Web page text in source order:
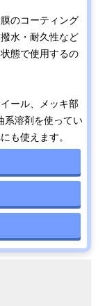
のコーティング
水・耐久性など
態で使用するの
ール、メッキ部
系溶剤を使ってい
も使えます。